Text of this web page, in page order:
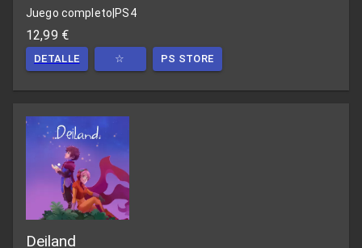
Juego completo|PS4
12,99 €
DETALLE ☆ PS STORE
Deiland